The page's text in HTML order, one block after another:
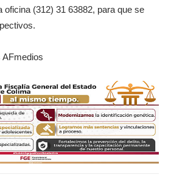
oficina (312) 31 63882, para que se